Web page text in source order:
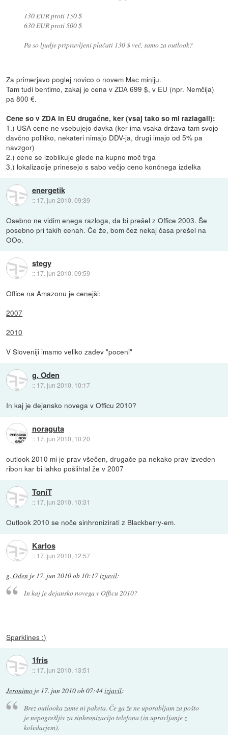
130 EUR proti 150 $
630 EUR proti 500 $
Pa so ljudje pripravljeni plačati 130 $ več, samo za outlook?
Za primerjavo poglej novico o novem Mac miniju.
Tam tudi bentimo, zakaj je cena v ZDA 699 $, v EU (npr. Nemčija)
pa 800 €.
Cene so v ZDA in EU drugačne, ker (vsaj tako so mi razlagali):
1.) USA cene ne vsebujejo davka (ker ima vsaka država tam svojo
davčno politiko, nekateri nimajo DDV-ja, drugi imajo od 5% pa
navzgor)
2.) cene se izoblikuje glede na kupno moč trga
3.) lokalizacije prinesejo s sabo večjo ceno končnega izdelka
energetik
:: 17. jun 2010, 09:39
Osebno ne vidim enega razloga, da bi prešel z Office 2003. Še
posebno pri takih cenah. Če že, bom čez nekaj časa prešel na
OOo.
stegy
:: 17. jun 2010, 09:59
Office na Amazonu je cenejši:
2007
2010
V Sloveniji imamo veliko zadev "poceni"
g. Oden
:: 17. jun 2010, 10:17
In kaj je dejansko novega v Officu 2010?
noraguta
:: 17. jun 2010, 10:20
outlook 2010 mi je prav všečen, drugače pa nekako prav izveden
ribon kar bi lahko pošlihtal že v 2007
ToniT
:: 17. jun 2010, 10:31
Outlook 2010 se noče sinhronizirati z Blackberry-em.
Karlos
:: 17. jun 2010, 12:57
g. Oden je 17. jun 2010 ob 10:17izjavil:
In kaj je dejansko novega v Officu 2010?
Sparklines :)
1fris
:: 17. jun 2010, 13:51
Jeronimo je 17. jun 2010 ob 07:44izjavil:
Brez outlooka zame ni paketa. Če ga že ne uporabljam za pošto
je nepogrešljiv za sinhronizacijo telefona (in upravljanje z
koledarjem).